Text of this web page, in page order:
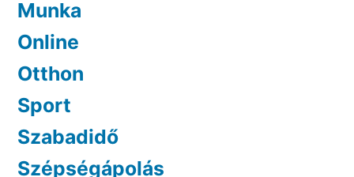
Munka
Online
Otthon
Sport
Szabadidő
Szépségápolás